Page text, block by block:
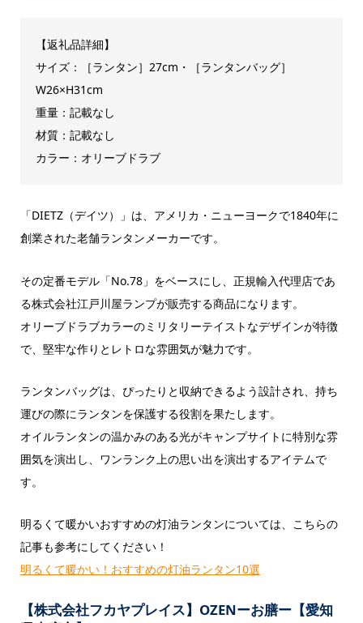
【返礼品詳細】
サイズ：［ランタン］27cm・［ランタンバッグ］
W26×H31cm
重量：記載なし
材質：記載なし
カラー：オリーブドラブ
「DIETZ（デイツ）」は、アメリカ・ニューヨークで1840年に
創業された老舗ランタンメーカーです。
その定番モデル「No.78」をベースにし、正規輸入代理店であ
る株式会社江戸川屋ランプが販売する商品になります。
オリーブドラブカラーのミリタリーテイストなデザインが特徴
で、堅牢な作りとレトロな雰囲気が魅力です。
ランタンバッグは、ぴったりと収納できるよう設計され、持ち
運びの際にランタンを保護する役割を果たします。
オイルランタンの温かみのある光がキャンプサイトに特別な雰
囲気を演出し、ワンランク上の思い出を演出するアイテムで
す。
明るくて暖かいおすすめの灯油ランタンについては、こちらの
記事も参考にしてください！
明るくて暖かい！おすすめの灯油ランタン10選
【株式会社フカヤプレイス】OZENーお膳ー【愛知